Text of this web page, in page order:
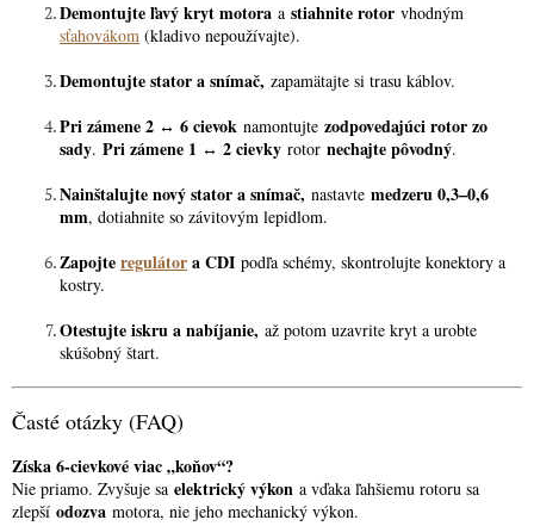
Demontujte ľavý kryt motora a stiahnite rotor vhodným
sťahovákom (kladivo nepoužívajte).
Demontujte stator a snímač, zapamätajte si trasu káblov.
Pri zámene 2 ↔ 6 cievok namontujte zodpovedajúci rotor zo
sady. Pri zámene 1 ↔ 2 cievky rotor nechajte pôvodný.
Nainštalujte nový stator a snímač, nastavte medzeru 0,3–0,6
mm, dotiahnite so závitovým lepidlom.
Zapojteregulátora CDI podľa schémy, skontrolujte konektory a
kostry.
Otestujte iskru a nabíjanie, až potom uzavrite kryt a urobte
skúšobný štart.
Časté otázky (FAQ)
Získa 6-cievkové viac „koňov“?
Nie priamo. Zvyšuje sa elektrický výkon a vďaka ľahšiemu rotoru sa
zlepší odozva motora, nie jeho mechanický výkon.